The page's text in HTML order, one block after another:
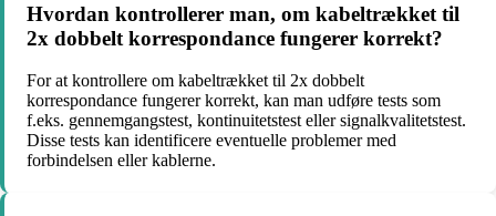
Hvordan kontrollerer man, om kabeltrækket til
2x dobbelt korrespondance fungerer korrekt?
For at kontrollere om kabeltrækket til 2x dobbelt
korrespondance fungerer korrekt, kan man udføre tests som
f.eks. gennemgangstest, kontinuitetstest eller signalkvalitetstest.
Disse tests kan identificere eventuelle problemer med
forbindelsen eller kablerne.